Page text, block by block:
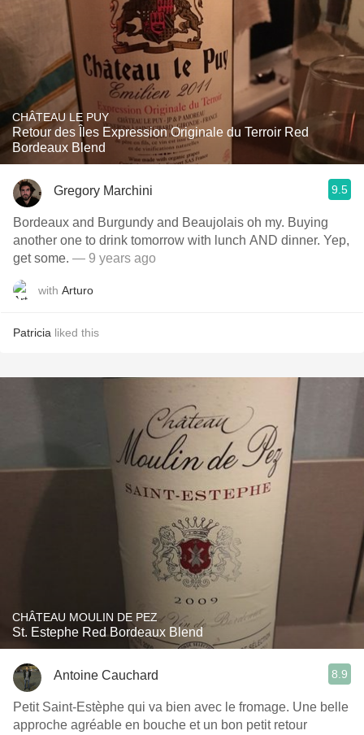
CHÂTEAU LE PUY
Retour des Îles Expression Originale du Terroir Red
Bordeaux Blend
Gregory Marchini 9.5
Bordeaux and Burgundy and Beaujolais oh my. Buying
another one to drink tomorrow with lunch AND dinner. Yep,
get some. — 9 years ago
with Arturo
Patricia liked this
CHÂTEAU MOULIN DE PEZ
St. Estephe Red Bordeaux Blend
Antoine Cauchard 8.9
Petit Saint-Estèphe qui va bien avec le fromage. Une belle
approche agréable en bouche et un bon petit retour